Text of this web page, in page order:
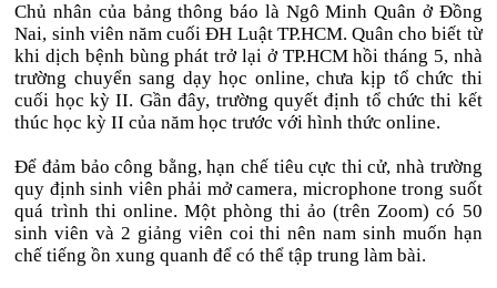
Chủ nhân của bảng thông báo là Ngô Minh Quân ở Đồng
Nai, sinh viên năm cuối ĐH Luật TP.HCM. Quân cho biết từ
khi dịch bệnh bùng phát trở lại ở TP.HCM hồi tháng 5, nhà
trường chuyển sang dạy học online, chưa kịp tổ chức thi
cuối học kỳ II. Gần đây, trường quyết định tổ chức thi kết
thúc học kỳ II của năm học trước với hình thức online.
Để đảm bảo công bằng, hạn chế tiêu cực thi cử, nhà trường
quy định sinh viên phải mở camera, microphone trong suốt
quá trình thi online. Một phòng thi ảo (trên Zoom) có 50
sinh viên và 2 giảng viên coi thi nên nam sinh muốn hạn
chế tiếng ồn xung quanh để có thể tập trung làm bài.